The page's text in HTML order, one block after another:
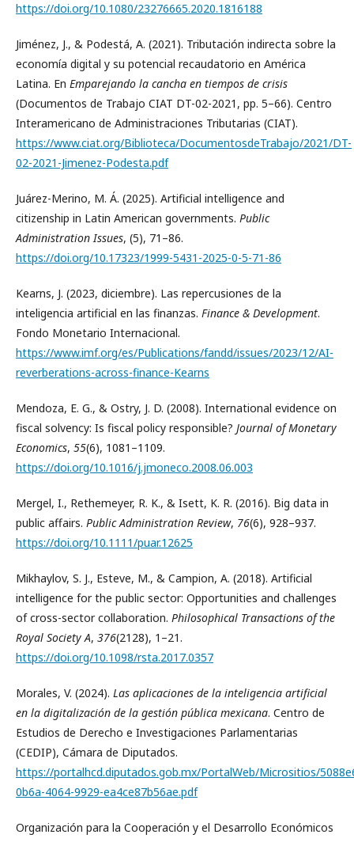
https://doi.org/10.1080/23276665.2020.1816188
Jiménez, J., & Podestá, A. (2021). Tributación indirecta sobre la
economía digital y su potencial recaudatorio en América
Latina. En Emparejando la cancha en tiempos de crisis
(Documentos de Trabajo CIAT DT-02-2021, pp. 5–66). Centro
Interamericano de Administraciones Tributarias (CIAT).
https://www.ciat.org/Biblioteca/DocumentosdeTrabajo/2021/DT-
02-2021-Jimenez-Podesta.pdf
Juárez-Merino, M. Á. (2025). Artificial intelligence and
citizenship in Latin American governments. Public
Administration Issues, (5), 71–86.
https://doi.org/10.17323/1999-5431-2025-0-5-71-86
Kearns, J. (2023, diciembre). Las repercusiones de la
inteligencia artificial en las finanzas. Finance & Development.
Fondo Monetario Internacional.
https://www.imf.org/es/Publications/fandd/issues/2023/12/AI-
reverberations-across-finance-Kearns
Mendoza, E. G., & Ostry, J. D. (2008). International evidence on
fiscal solvency: Is fiscal policy responsible? Journal of Monetary
Economics, 55(6), 1081–1109.
https://doi.org/10.1016/j.jmoneco.2008.06.003
Mergel, I., Rethemeyer, R. K., & Isett, K. R. (2016). Big data in
public affairs. Public Administration Review, 76(6), 928–937.
https://doi.org/10.1111/puar.12625
Mikhaylov, S. J., Esteve, M., & Campion, A. (2018). Artificial
intelligence for the public sector: Opportunities and challenges
of cross-sector collaboration. Philosophical Transactions of the
Royal Society A, 376(2128), 1–21.
https://doi.org/10.1098/rsta.2017.0357
Morales, V. (2024). Las aplicaciones de la inteligencia artificial
en la digitalización de la gestión pública mexicana. Centro de
Estudios de Derecho e Investigaciones Parlamentarias
(CEDIP), Cámara de Diputados.
https://portalhcd.diputados.gob.mx/PortalWeb/Micrositios/
0b6a-4064-9929-ea4ce87b56ae.pdf
Organización para la Cooperación y el Desarrollo Económicos